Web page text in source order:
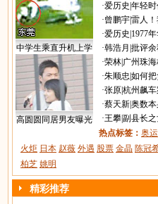
中学生乘直升机上学
高圆圆同居男友曝光
·爱历史 年轻
·曾鹏宇|雷人
·爱历史 1977
·韩浩月 批评余
·荣林| 广州珠
·朱顺忠 如何
·张原|杭州飙
·蔡天新|奥数
·王攀|副县长
热点标签： 奥运
火炬 日本 赵薇 外遇 股票 金晶 陈冠
柏芝 姚明
精彩推荐